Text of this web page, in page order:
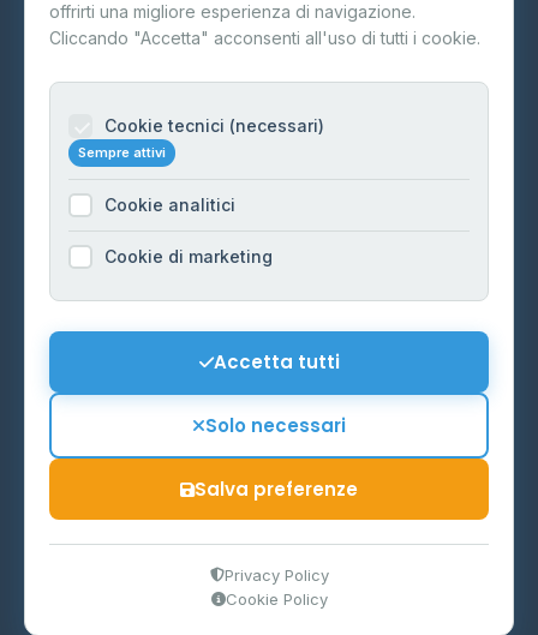
Contatti
Informazioni legali
Cookie Policy
Preferenze Cookie
Mappa del sito
P.IVA 03859300364
Ministero delle Imprese e del Made in Italy
offrirti una migliore esperienza di navigazione.
Cliccando "Accetta" acconsenti all'uso di tutti i cookie.
Cookie tecnici (necessari)
Sempre attivi
Cookie analitici
Cookie di marketing
Accetta tutti
Solo necessari
Salva preferenze
Privacy Policy
Cookie Policy